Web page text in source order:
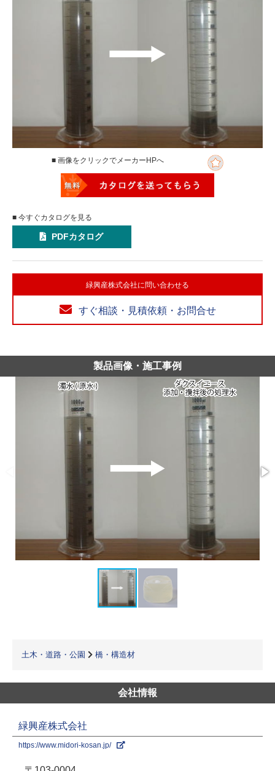
■ 画像をクリックでメーカーHPへ
■ 今すぐカタログを見る
PDFカタログ
緑興産株式会社に問い合わせる
すぐ相談・見積依頼・お問合せ
製品画像・施工事例
土木・道路・公園 橋・構造材
会社情報
緑興産株式会社
https://www.midori-kosan.jp/